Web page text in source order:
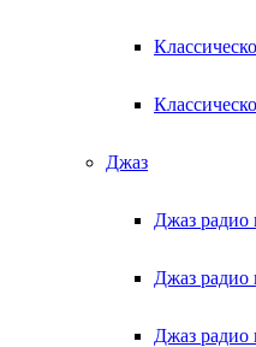
Джаз
Джаз радио
Джаз радио
Джаз радио